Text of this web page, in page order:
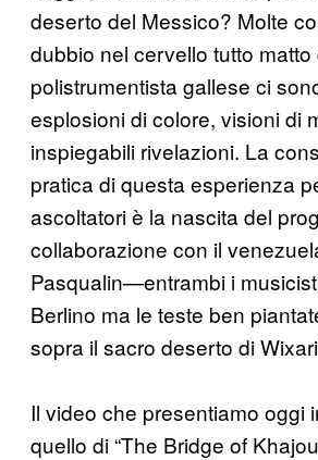
deserto del Messico? Molte
dubbio nel cervello tutto matto
polistrumentista gallese ci
esplosioni di colore, visioni di
inspiegabili rivelazioni. La
pratica di questa esperienza
ascoltatori è la nascita del
collaborazione con il
Pasqualin—entrambi i
Berlino ma le teste ben
sopra il sacro deserto di
Il video che presentiamo oggi
quello di “The Bridge of